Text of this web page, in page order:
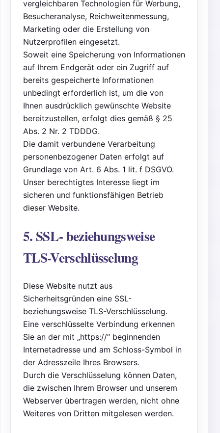
vergleichbaren Technologien für Werbung,
Besucheranalyse, Reichweitenmessung,
Marketing oder die Erstellung von
Nutzerprofilen eingesetzt.
Soweit eine Speicherung von Informationen
auf Ihrem Endgerät oder ein Zugriff auf
bereits gespeicherte Informationen
unbedingt erforderlich ist, um die von
Ihnen ausdrücklich gewünschte Website
bereitzustellen, erfolgt dies gemäß § 25
Abs. 2 Nr. 2 TDDDG.
Die damit verbundene Verarbeitung
personenbezogener Daten erfolgt auf
Grundlage von Art. 6 Abs. 1 lit. f DSGVO.
Unser berechtigtes Interesse liegt im
sicheren und funktionsfähigen Betrieb
dieser Website.
5. SSL- beziehungsweise
TLS-Verschlüsselung
Diese Website nutzt aus
Sicherheitsgründen eine SSL-
beziehungsweise TLS-Verschlüsselung.
Eine verschlüsselte Verbindung erkennen
Sie an der mit „https://“ beginnenden
Internetadresse und am Schloss-Symbol in
der Adresszeile Ihres Browsers.
Durch die Verschlüsselung können Daten,
die zwischen Ihrem Browser und unserem
Webserver übertragen werden, nicht ohne
Weiteres von Dritten mitgelesen werden.